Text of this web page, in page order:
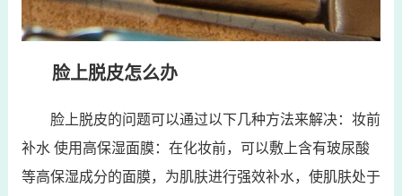
脸上脱皮怎么办
脸上脱皮的问题可以通过以下几种方法来解决：妆前
补水 使用高保湿面膜：在化妆前，可以敷上含有玻尿酸
等高保湿成分的面膜，为肌肤进行强效补水，使肌肤处于